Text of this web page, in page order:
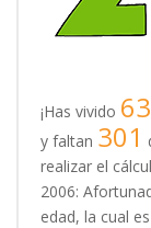
¡Has vivido
y faltan 301
realizar el
2006:
edad, la cual